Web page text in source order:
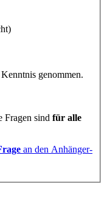
genommen.
Fragen sind für alle
an den Anhänger-